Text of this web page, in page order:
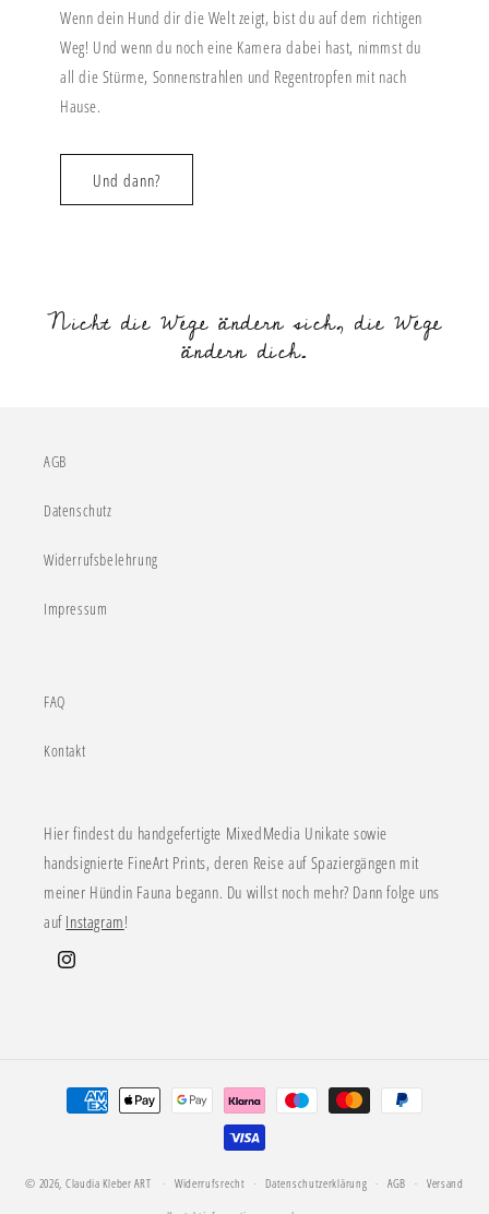
Wenn dein Hund dir die Welt zeigt, bist du auf dem richtigen
Weg! Und wenn du noch eine Kamera dabei hast, nimmst du
all die Stürme, Sonnenstrahlen und Regentropfen mit nach
Hause.
Und dann?
Nicht die Wege ändern sich, die Wege
ändern dich.
AGB
Datenschutz
Widerrufsbelehrung
Impressum
FAQ
Kontakt
Hier findest du handgefertigte MixedMedia Unikate sowie
handsignierte FineArt Prints, deren Reise auf Spaziergängen mit
meiner Hündin Fauna begann. Du willst noch mehr? Dann folge uns
auf Instagram!
Instagram
Zahlungsmethoden
© 2026, Claudia Kleber ART Widerrufsrecht Datenschutzerklärung AGB
Versand